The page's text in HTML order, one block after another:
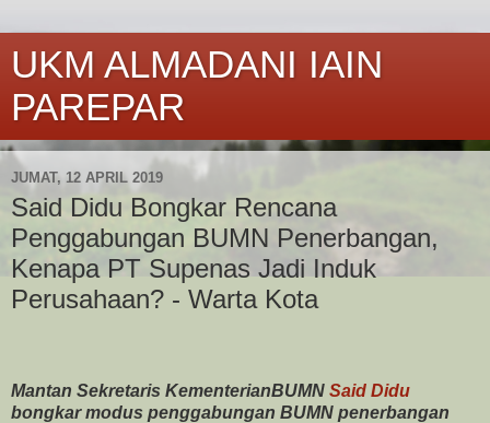
UKM ALMADANI IAIN
PAREPAR
JUMAT, 12 APRIL 2019
Said Didu Bongkar Rencana
Penggabungan BUMN Penerbangan,
Kenapa PT Supenas Jadi Induk
Perusahaan? - Warta Kota
Mantan Sekretaris KementerianBUMN Said Didu
bongkar modus penggabungan BUMN penerbangan